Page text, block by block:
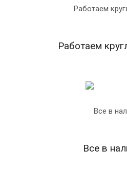
Работаем
Все в